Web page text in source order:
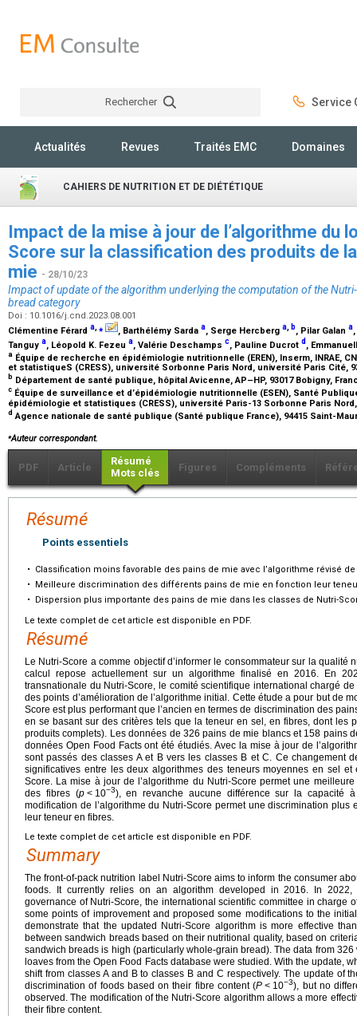
Rechercher Service
Actualités Revues Traités EMC Domaines
CAHIERS DE NUTRITION ET DE DIÉTÉTIQUE
Impact de la mise à jour de l’algorithme du
Score sur la classification des produits de
mie - 28/10/23
Impact of update of the algorithm underlying the computation of the
bread category
Doi : 10.1016/j.cnd.2023.08.001
Clémentine Férard a,⁎ , Barthélémy Sarda a, Serge Hercberg a, b, Pilar Galan a
Tanguy a, Léopold K. Fezeu a, Valérie Deschamps c, Pauline Ducrot d ,
a Équipe de recherche en épidémiologie nutritionnelle (EREN), Inserm, INRAE,
et statistiqueS (CRESS), université Sorbonne Paris Nord, université Paris Cité,
b Département de santé publique, hôpital Avicenne, AP–HP, 93017 Bobigny,
c Équipe de surveillance et d’épidémiologie nutritionnelle (ESEN), Santé
épidémiologie et statistiques (CRESS), université Paris-13 Sorbonne Paris
d Agence nationale de santé publique (Santé publique France), 94415 Saint-
⁎Auteur correspondant.
PDF Article
Résumé
Mots clés
Figures Compléments
Résumé
Points essentiels
•
Classification moins favorable des pains de mie avec l’algorithme révisé
•
Meilleure discrimination des différents pains de mie en fonction leur
•
Dispersion plus importante des pains de mie dans les classes de Nutri-
Le texte complet de cet article est disponible en PDF.
Résumé
Le Nutri-Score a comme objectif d’informer le consommateur sur la qualité
calcul repose actuellement sur un algorithme finalisé en 2016. En
transnationale du Nutri-Score, le comité scientifique international chargé
des points d’amélioration de l’algorithme initial. Cette étude a pour but de
Score est plus performant que l’ancien en termes de discrimination des
en se basant sur des critères tels que la teneur en sel, en fibres, dont les
produits complets). Les données de 326 pains de mie blancs et 158 pains
données Open Food Facts ont été étudiés. Avec la mise à jour de
sont passés des classes A et B vers les classes B et C. Ce changement
significatives entre les deux algorithmes des teneurs moyennes en sel
Score. La mise à jour de l’algorithme du Nutri-Score permet une
des fibres (p < 10−3), en revanche aucune différence sur la capacité
modification de l’algorithme du Nutri-Score permet une discrimination
leur teneur en fibres.
Le texte complet de cet article est disponible en PDF.
Summary
The front-of-pack nutrition label Nutri-Score aims to inform the consumer
foods. It currently relies on an algorithm developed in 2016. In
governance of Nutri-Score, the international scientific committee in charge
some points of improvement and proposed some modifications to the
demonstrate that the updated Nutri-Score algorithm is more effective
between sandwich breads based on their nutritional quality, based on
sandwich breads is high (particularly whole-grain bread). The data from
loaves from the Open Food Facts database were studied. With the update,
shift from classes A and B to classes B and C respectively. The update of
discrimination of foods based on their fibre content (P < 10−3), but no
observed. The modification of the Nutri-Score algorithm allows a more
their fibre content.